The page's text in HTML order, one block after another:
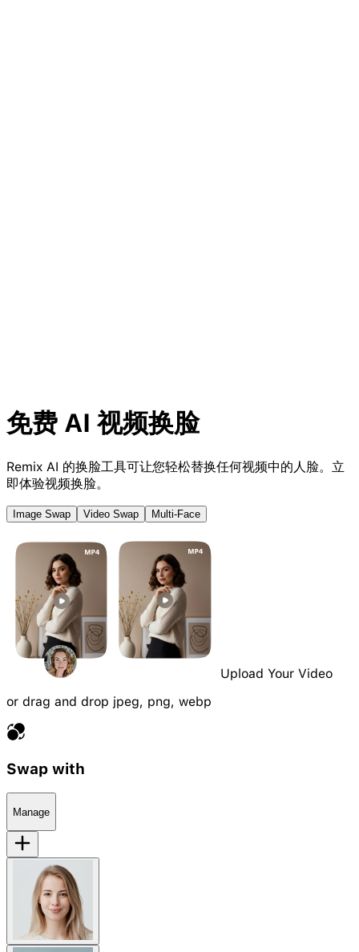
免费 AI 视频换脸
Remix AI 的换脸工具可让您轻松替换任何视频中的人脸。立
即体验视频换脸。
Image Swap Video Swap Multi-Face
Upload Your Video
or drag and drop jpeg, png, webp
Swap with
Manage